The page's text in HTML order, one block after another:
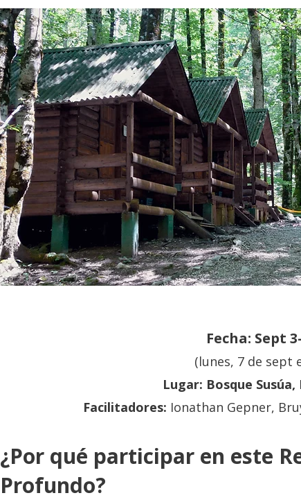
Fecha: Sept
(lunes, 7 de sept
Lugar: Bosque Susúa,
Facilitadores: Ionathan Gepner,
¿Por qué participar en este
Profundo?